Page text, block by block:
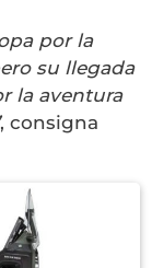
por la
su llegada
la aventura
, consigna